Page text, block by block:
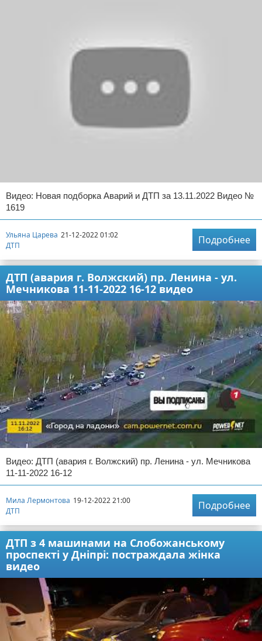
Видео: Новая подборка Аварий и ДТП за 13.11.2022 Видео №
1619
Ульяна Царева 21-12-2022 01:02
ДТП
Подробнее
ДТП (авария г. Волжский) пр. Ленина - ул.
Мечникова 11-11-2022 16-12 видео
Видео: ДТП (авария г. Волжский) пр. Ленина - ул. Мечникова
11-11-2022 16-12
Мила Лермонтова 19-12-2022 21:00
ДТП
Подробнее
ДТП з 4 машинами на Слобожанському
проспекті у Дніпрі: постраждала жінка
видео